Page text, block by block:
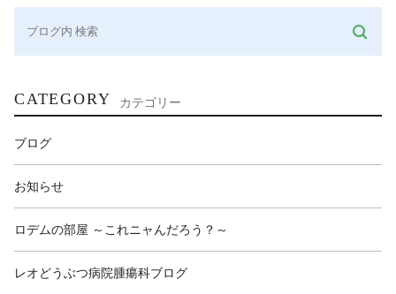
CATEGORY カテゴリー
ブログ
お知らせ
ロデムの部屋 ～これニャんだろう？～
レオどうぶつ病院腫瘍科ブログ